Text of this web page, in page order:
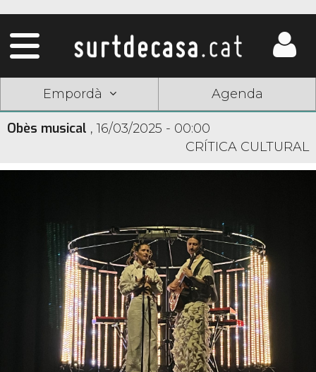
Empordà Agenda
Obès musical , 16/03/2025 - 00:00
CRÍTICA CULTURAL